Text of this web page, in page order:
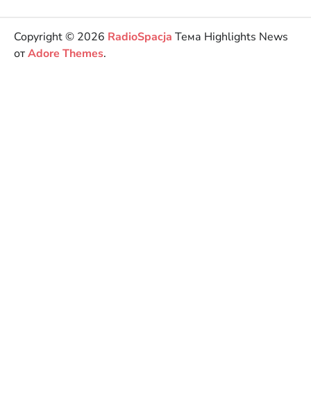
Copyright © 2026 RadioSpacja Тема Highlights News
отAdore Themes.